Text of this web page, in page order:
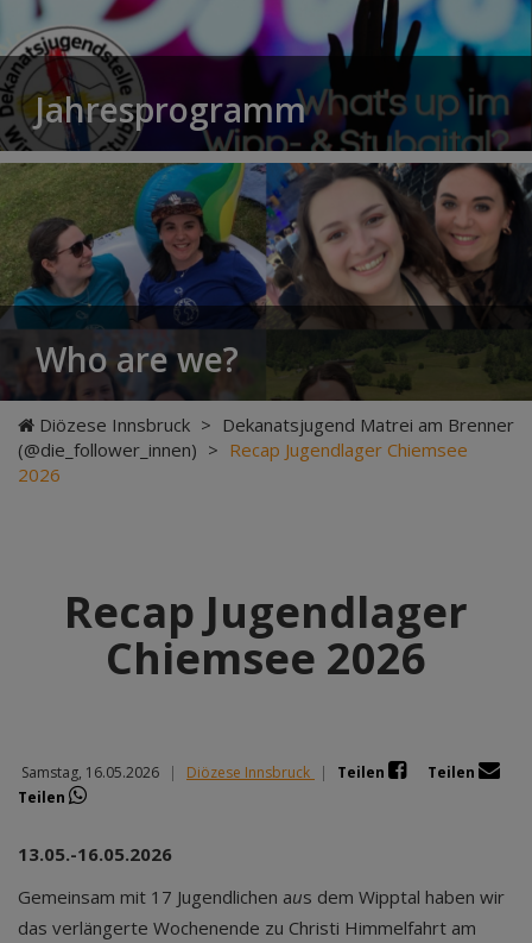
Jahresprogramm
Who are we?
Diözese Innsbruck > Dekanatsjugend Matrei am Brenner
(@die_follower_innen) > Recap Jugendlager Chiemsee
2026
Recap Jugendlager
Chiemsee 2026
Samstag, 16.05.2026 | Diözese Innsbruck | Teilen
Teilen
Teilen
13.05.-16.05.2026
Gemeinsam mit 17 Jugendlichen aus dem Wipptal haben wir
das verlängerte Wochenende zu Christi Himmelfahrt am